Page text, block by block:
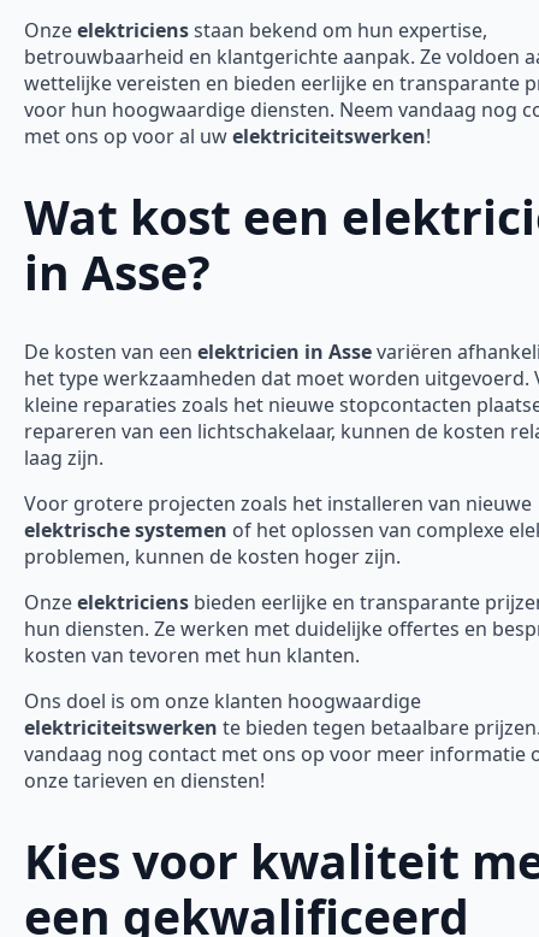
Onzeelektriciensstaan bekend om hun expertise,
betrouwbaarheid en klantgerichte aanpak. Ze voldoen
wettelijke vereisten en bieden eerlijke en transparante
voor hun hoogwaardige diensten. Neem vandaag nog
met ons op voor al uwelektriciteitswerken!
Wat kost een
in Asse?
De kosten van een elektricien in Assevariëren
het type werkzaamheden dat moet worden uitgevoerd.
kleine reparaties zoals het nieuwe stopcontacten
repareren van een lichtschakelaar, kunnen de kosten
laag zijn.
Voor grotere projecten zoals het installeren van nieuwe
elektrische systemen of het oplossen van complexe
problemen, kunnen de kosten hoger zijn.
Onzeelektriciens bieden eerlijke en transparante
hun diensten. Ze werken met duidelijke offertes en
kosten van tevoren met hun klanten.
Ons doel is om onze klanten hoogwaardige
elektriciteitswerken te bieden tegen betaalbare
vandaag nog contact met ons op voor meer informatie
onze tarieven en diensten!
Kies voor kwaliteit
een gekwalificeerd